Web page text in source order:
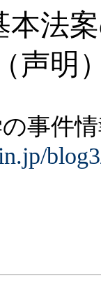
本法
声明
の事件